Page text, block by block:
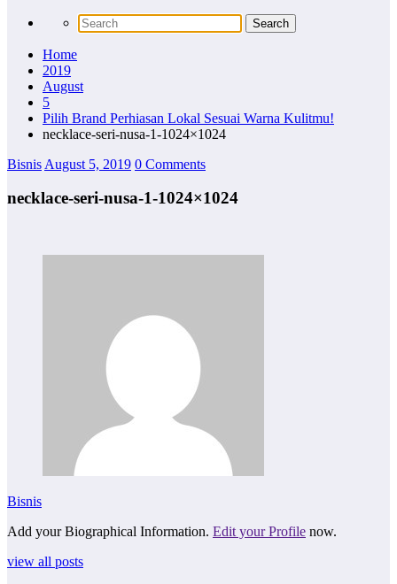
Home
2019
August
5
Pilih Brand Perhiasan Lokal Sesuai Warna Kulitmu!
necklace-seri-nusa-1-1024×1024
Bisnis August 5, 2019 0 Comments
necklace-seri-nusa-1-1024×1024
Bisnis
Add your Biographical Information. Edit your Profile now.
view all posts